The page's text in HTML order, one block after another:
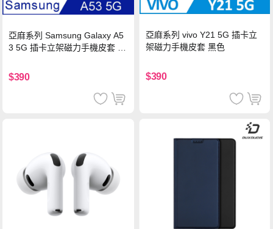
亞麻系列 Samsung Galaxy A5
3 5G 插卡立架磁力手機皮套 藍
$390
亞麻系列 vivo Y21 5G 插卡立
架磁力手機皮套 黑色
$390